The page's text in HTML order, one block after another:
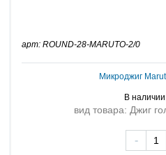
арт: ROUND-28-MARUTO-2/0
Микроджиг
В
вид товара: Джиг
-